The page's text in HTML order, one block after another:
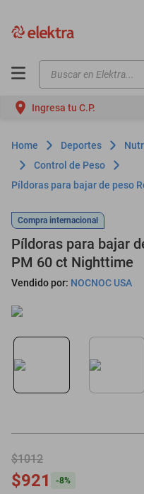
Buscar en Elektra...
Ingresa tu C.P.
Deportes
Control de Peso
Píldoras para bajar de peso
Compra internacional
Píldoras para bajar
PM 60 ct Nighttime
Vendido por: NOCNOC USA
$1012
$921 -8%
motos
moto
celulares
iphones
refrigeradores
lavadoras
colchones
salas
motoneta